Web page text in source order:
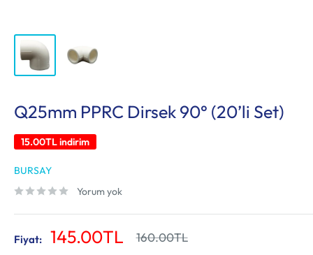
Q25mm PPRC Dirsek 90° (20’li Set)
15.00TLindirim
BURSAY
Yorum yok
Fiyat: İndirimli
145.00TL
Normal
160.00TL